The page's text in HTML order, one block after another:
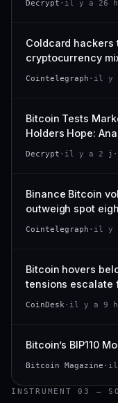
−0,4 %
−94,7 %
CONFIANCE
VAR. 7 J
CONFIANCE
Decrypt · il y a 26 h
Coldcard hackers
cryptocurrency
Cointelegraph · il y
Bitcoin Tests
Holders Hope:
Decrypt · il y a 2 j ·
Binance Bitcoin
outweigh spot
Cointelegraph · il y
Bitcoin hovers
tensions escalate
CoinDesk · il y a 9 h
Bitcoin’s BIP110
Bitcoin Magazine · il
INSTRUMENT 03 —